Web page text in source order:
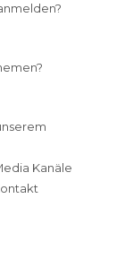
Kanäle